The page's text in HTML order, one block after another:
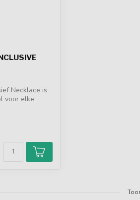
Necklace is
voor elke